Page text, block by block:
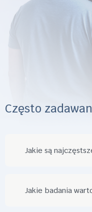
Często
Jakie są
Jakie badania